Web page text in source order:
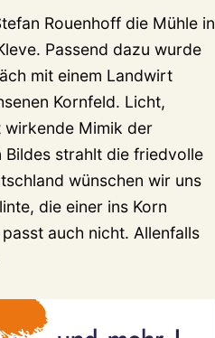
Rouenhoff die Mühle in
Passend dazu wurde
mit einem Landwirt
Kornfeld. Licht,
wirkende Mimik der
Bildes strahlt die friedvolle
wünschen wir uns
die einer ins Korn
auch nicht. Allenfalls